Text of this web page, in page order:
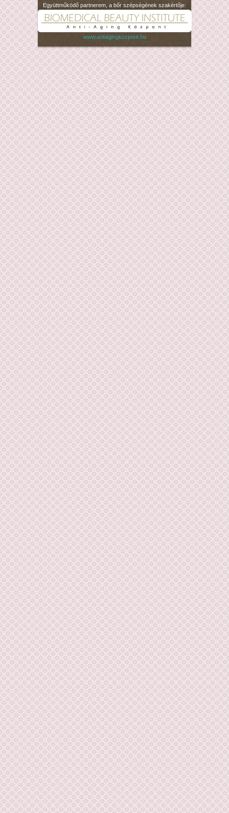
Együttműködő partnerem, a bőr szépségének szakértője:
www.antiagingkozpont.hu